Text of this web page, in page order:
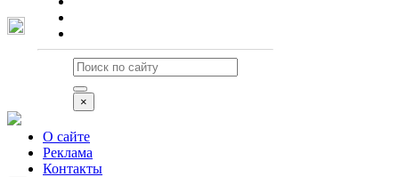
×
О сайте
Реклама
Контакты